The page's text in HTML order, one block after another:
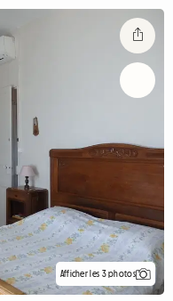
Afficher les 3 photos